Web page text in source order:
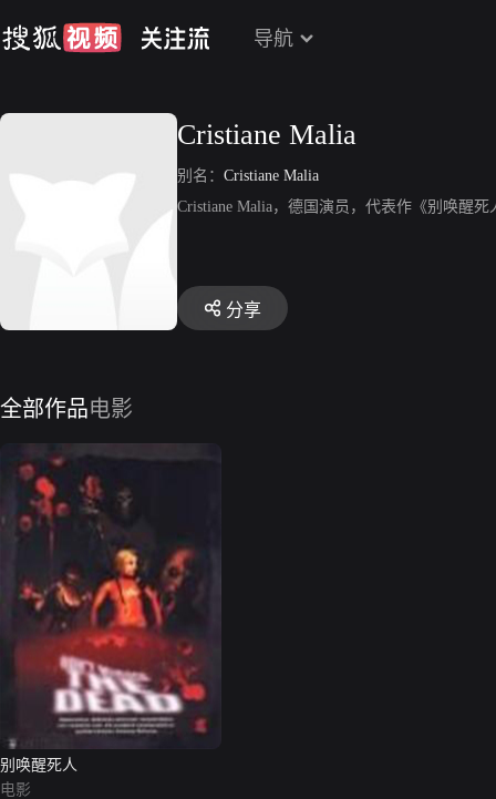
导航
Cristiane Malia
别名： Cristiane Malia
Cristiane Malia，德国演员，代表作《别唤醒死
分享
全部作品电影
别唤醒死人
电影